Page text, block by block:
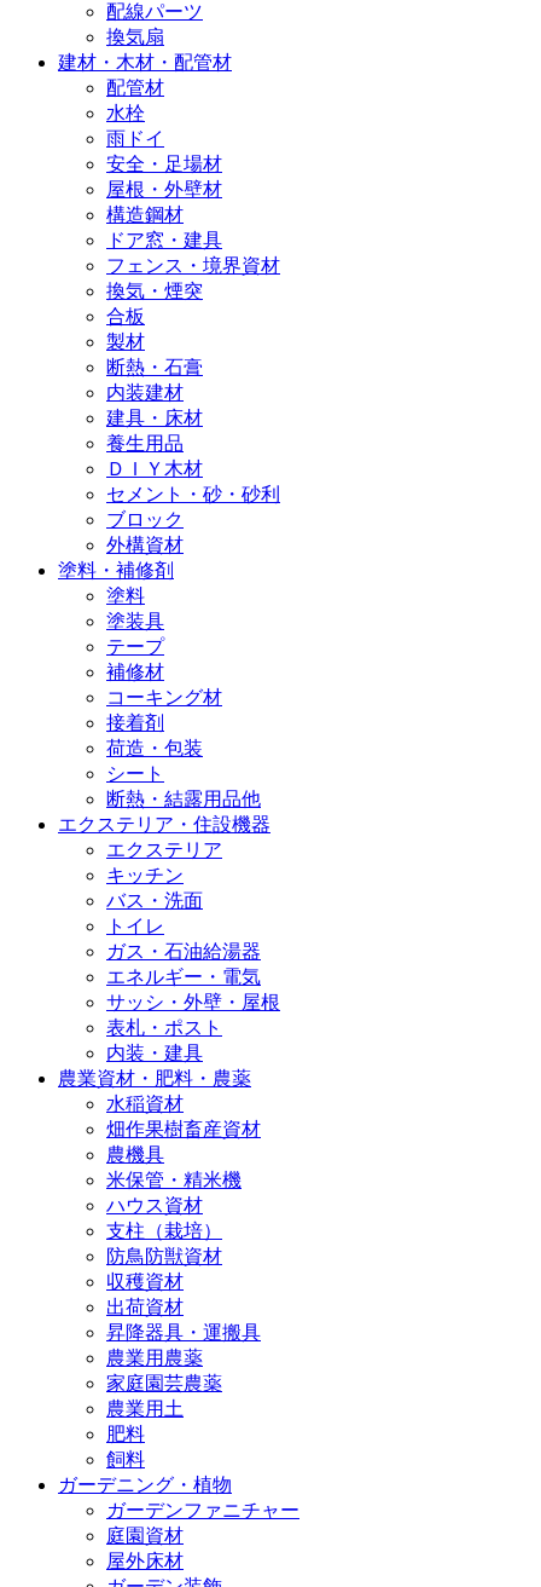
配線パーツ
換気扇
建材・木材・配管材
配管材
水栓
雨ドイ
安全・足場材
屋根・外壁材
構造鋼材
ドア窓・建具
フェンス・境界資材
換気・煙突
合板
製材
断熱・石膏
内装建材
建具・床材
養生用品
ＤＩＹ木材
セメント・砂・砂利
ブロック
外構資材
塗料・補修剤
塗料
塗装具
テープ
補修材
コーキング材
接着剤
荷造・包装
シート
断熱・結露用品他
エクステリア・住設機器
エクステリア
キッチン
バス・洗面
トイレ
ガス・石油給湯器
エネルギー・電気
サッシ・外壁・屋根
表札・ポスト
内装・建具
農業資材・肥料・農薬
水稲資材
畑作果樹畜産資材
農機具
米保管・精米機
ハウス資材
支柱（栽培）
防鳥防獣資材
収穫資材
出荷資材
昇降器具・運搬具
農業用農薬
家庭園芸農薬
農業用土
肥料
飼料
ガーデニング・植物
ガーデンファニチャー
庭園資材
屋外床材